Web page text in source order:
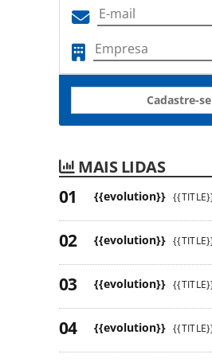
Cadastre-se
MAIS LIDAS
{{evolution}}
{{evolution}}
{{evolution}}
{{evolution}}